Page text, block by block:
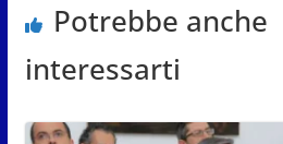
Potrebbe anche
interessarti